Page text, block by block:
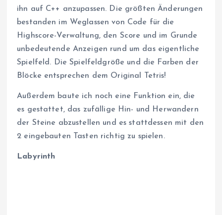
ihn auf C++ anzupassen. Die größten Änderungen
bestanden im Weglassen von Code für die
Highscore-Verwaltung, den Score und im Grunde
unbedeutende Anzeigen rund um das eigentliche
Spielfeld. Die Spielfeldgröße und die Farben der
Blöcke entsprechen dem Original Tetris!
Außerdem baute ich noch eine Funktion ein, die
es gestattet, das zufällige Hin- und Herwandern
der Steine abzustellen und es stattdessen mit den
2 eingebauten Tasten richtig zu spielen.
Labyrinth